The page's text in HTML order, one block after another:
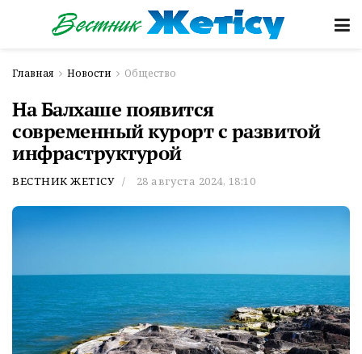
Главная Новости Общество
На Балхаше появится
современный курорт с развитой
инфраструктурой
ВЕСТНИК ЖЕТІСУ 28 августа 2024, 18:10